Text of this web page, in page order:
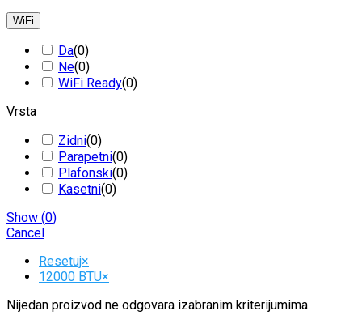
Resetuj×
12000 BTU×
Nijedan proizvod ne odgovara izabranim kriterijumima.
WiFi
Da(0)
Ne(0)
WiFi Ready(0)
Vrsta
Zidni(0)
Parapetni(0)
Plafonski(0)
Kasetni(0)
Show (0)
Cancel